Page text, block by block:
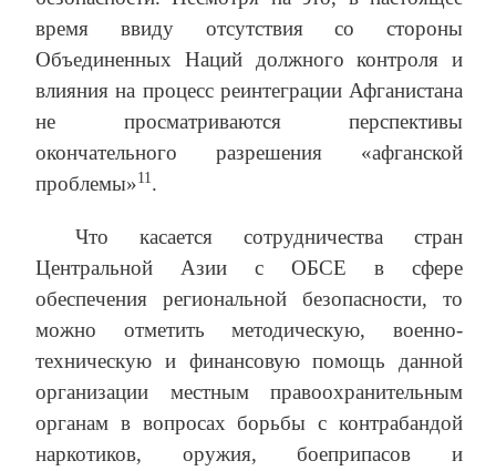
время ввиду отсутствия со стороны
Объединенных Наций должного контроля и
влияния на процесс реинтеграции Афганистана
не просматриваются перспективы
окончательного разрешения «афганской
проблемы»11.
Что касается сотрудничества стран
Центральной Азии с ОБСЕ в сфере
обеспечения региональной безопасности, то
можно отметить методическую, военно-
техническую и финансовую помощь данной
организации местным правоохранительным
органам в вопросах борьбы с контрабандой
наркотиков, оружия, боеприпасов и